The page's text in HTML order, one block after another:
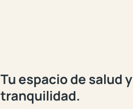
Tu espacio de salud y
tranquilidad.